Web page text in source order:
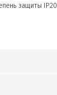
защиты IP20